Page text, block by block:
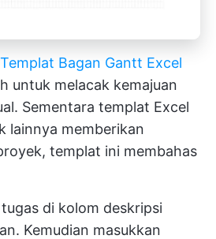
Templat Bagan Gantt Excel
untuk melacak kemajuan
Sementara templat Excel
lainnya memberikan
templat ini membahas
di kolom deskripsi
Kemudian masukkan